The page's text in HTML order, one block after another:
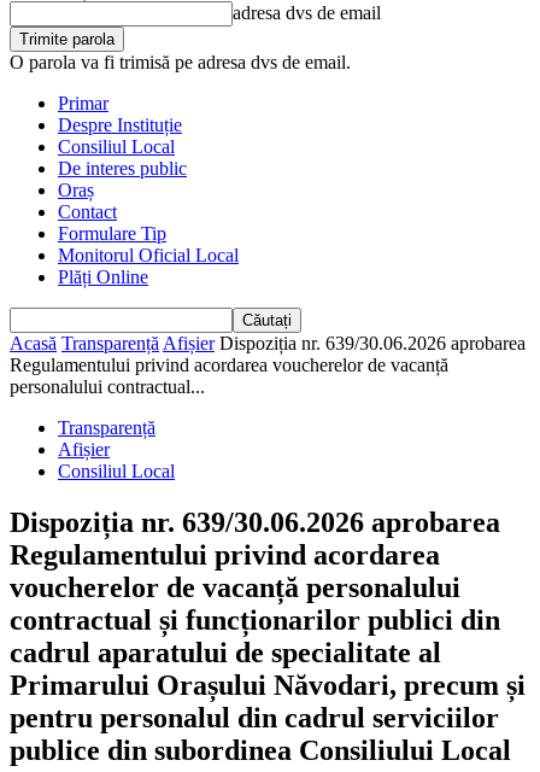
adresa dvs de email
O parola va fi trimisă pe adresa dvs de email.
Primar
Despre Instituție
Consiliul Local
De interes public
Oraș
Contact
Formulare Tip
Monitorul Oficial Local
Plăți Online
Acasă Transparență Afișier Dispoziția nr. 639/30.06.2026 aprobarea
Regulamentului privind acordarea voucherelor de vacanță
personalului contractual...
Transparență
Afișier
Consiliul Local
Dispoziția nr. 639/30.06.2026 aprobarea
Regulamentului privind acordarea
voucherelor de vacanță personalului
contractual și funcționarilor publici din
cadrul aparatului de specialitate al
Primarului Orașului Năvodari, precum și
pentru personalul din cadrul serviciilor
publice din subordinea Consiliului Local